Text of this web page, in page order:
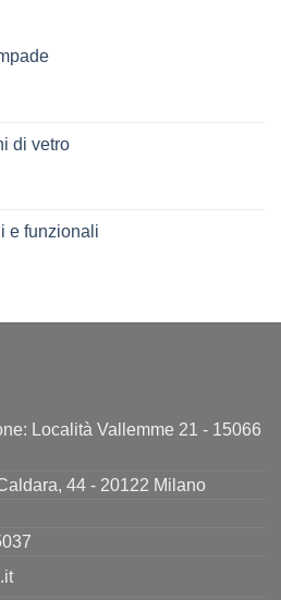
di vetro
e funzionali
Località Vallemme 21 - 15066
44 - 20122 Milano